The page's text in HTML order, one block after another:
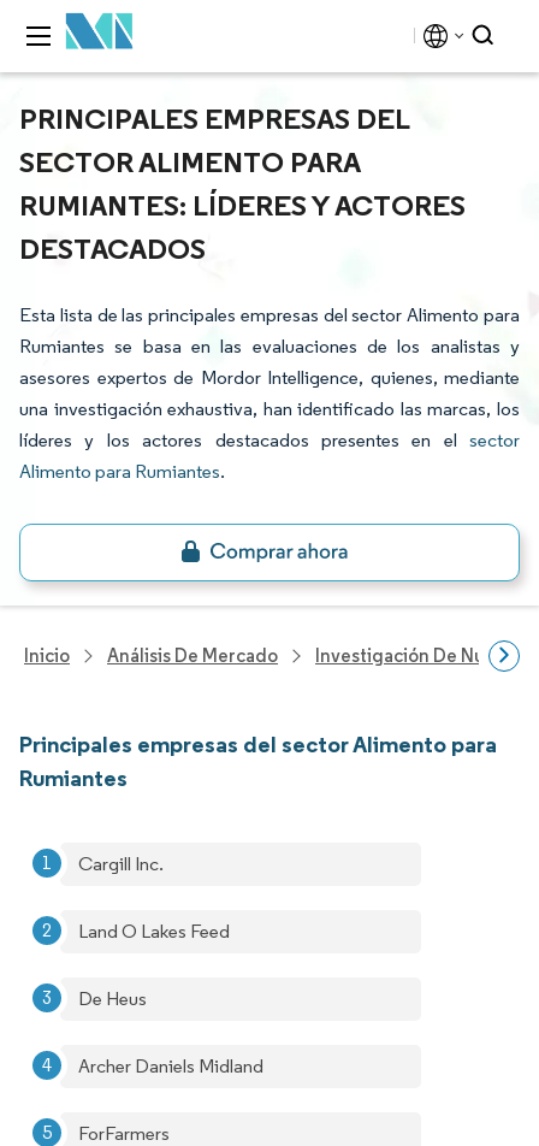
PRINCIPALES EMPRESAS DEL
SECTOR ALIMENTO PARA
RUMIANTES: LÍDERES Y ACTORES
DESTACADOS
Esta lista de las principales empresas del sector Alimento para
Rumiantes se basa en las evaluaciones de los analistas y
asesores expertos de Mordor Intelligence, quienes, mediante
una investigación exhaustiva, han identificado las marcas, los
líderes y los actores destacados presentes en el sector
Alimento para Rumiantes.
Inicio Análisis De Mercado Investigación De
Principales empresas del sector Alimento para
Rumiantes
Cargill Inc.
Land O Lakes Feed
De Heus
Archer Daniels Midland
ForFarmers